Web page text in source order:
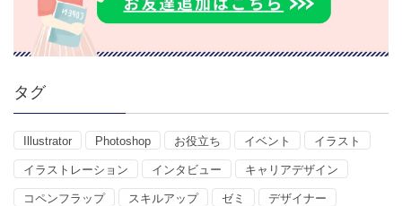
タグ
Illustrator Photoshop お役立ち イベント イラスト
イラストレーション インタビュー キャリアデザイン
コペンフラップ スキルアップ ゼミ デザイナー